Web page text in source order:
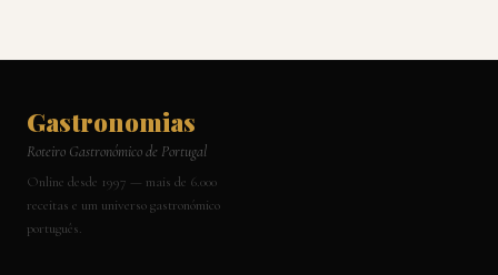
Gastronomias
Roteiro Gastronómico de Portugal
Online desde 1997 — mais de 6.000
receitas e um universo gastronómico
português.